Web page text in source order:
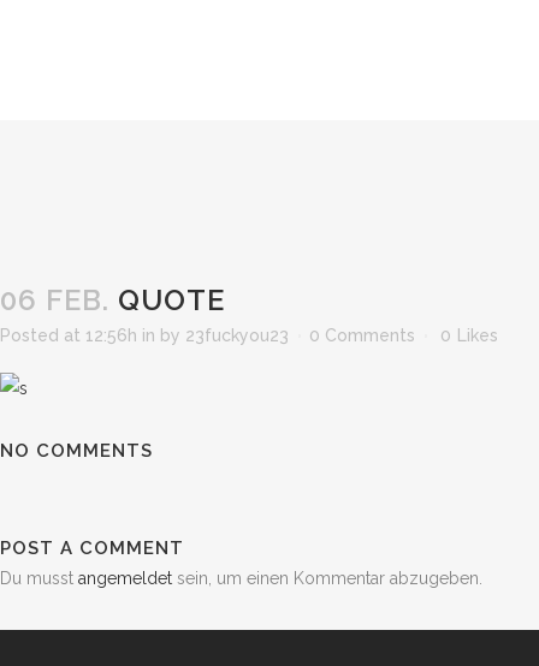
06 FEB. QUOTE
Posted at 12:56h in by 23fuckyou23 0 Comments 0 Likes
NO COMMENTS
POST A COMMENT
Du musst angemeldet sein, um einen Kommentar abzugeben.